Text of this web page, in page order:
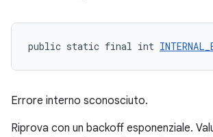
public static final int
Errore interno sconosciuto.
Riprova con un backoff esponenziale.